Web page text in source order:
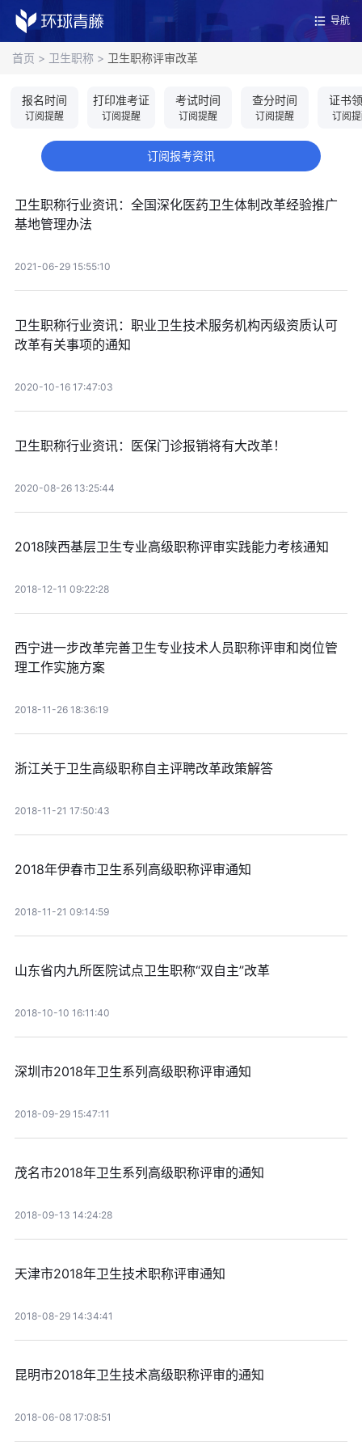
导航
首页 > 卫生职称 > 卫生职称评审改革
报名时间
订阅提醒
打印准考证
订阅提醒
考试时间
订阅提醒
查分时间
订阅提醒
证书
订阅
订阅报考资讯
卫生职称行业资讯：全国深化医药卫生体制改革经验推广
基地管理办法
2021-06-29 15:55:10
卫生职称行业资讯：职业卫生技术服务机构丙级资质认可
改革有关事项的通知
2020-10-16 17:47:03
卫生职称行业资讯：医保门诊报销将有大改革！
2020-08-26 13:25:44
2018陕西基层卫生专业高级职称评审实践能力考核通知
2018-12-11 09:22:28
西宁进一步改革完善卫生专业技术人员职称评审和岗位管
理工作实施方案
2018-11-26 18:36:19
浙江关于卫生高级职称自主评聘改革政策解答
2018-11-21 17:50:43
2018年伊春市卫生系列高级职称评审通知
2018-11-21 09:14:59
山东省内九所医院试点卫生职称“双自主”改革
2018-10-10 16:11:40
深圳市2018年卫生系列高级职称评审通知
2018-09-29 15:47:11
茂名市2018年卫生系列高级职称评审的通知
2018-09-13 14:24:28
天津市2018年卫生技术职称评审通知
2018-08-29 14:34:41
昆明市2018年卫生技术高级职称评审的通知
2018-06-08 17:08:51